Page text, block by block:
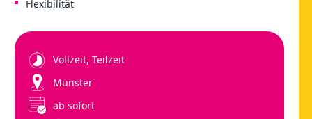
Flexibilität
Vollzeit, Teilzeit
Münster
ab sofort